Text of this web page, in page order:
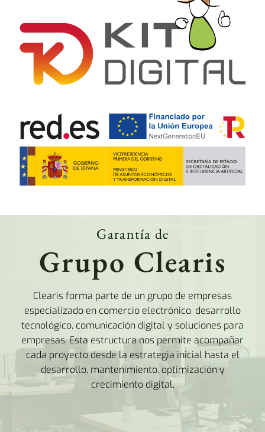
Garantía de
Grupo Clearis
Clearis forma parte de un grupo de empresas
especializado en comercio electrónico, desarrollo
tecnológico, comunicación digital y soluciones para
empresas. Esta estructura nos permite acompañar
cada proyecto desde la estrategia inicial hasta el
desarrollo, mantenimiento, optimización y
crecimiento digital.